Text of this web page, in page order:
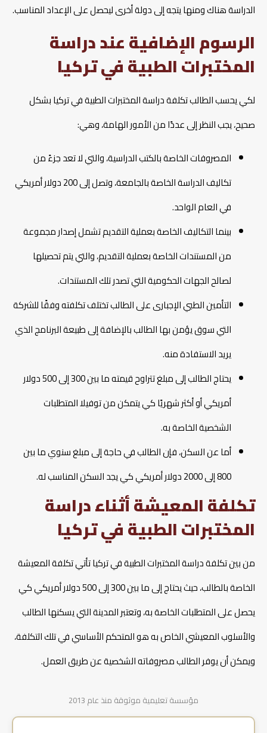
الدراسة هناك ومنها يتجه إلى دولة أخرى ليحصل على الإعداد المناسب.
الرسوم الإضافية عند دراسة
المختبرات الطبية في تركيا
لكي يحسب الطالب تكلفة دراسة المختبرات الطبية في تركيا بشكل
صحيح، يجب النظر إلى عددًا من الأمور الهامة، وهي:
المصروفات الخاصة بالكتب الدراسية، والتي لا تعد جزءً من
تكاليف الدراسة الخاصة بالجامعة، وتصل إلى 200 دولار أمريكي
في العام الواحد.
بينما التكاليف الخاصة بعملية التقديم تشمل إصدار مجموعة
من المستندات الخاصة بعملية التقديم، والتي يتم تحصيلها
لصالح الجهات الحكومية التي تصدر تلك المستندات.
التأمين الطبي الإجبارى على الطالب تختلف تكلفته وفقًا للشركة
التي سوق يؤمن بها الطالب بالإضافة إلى طبيعة البرنامج الذي
يريد الاستفادة منه.
يحتاج الطالب إلى مبلغ تتراوح قيمته ما بين 300 إلى 500 دولار
أمريكي أو أكثر شهريًا كي يتمكن من توفيلا المتطلبات
الشخصية الخاصة به.
أما عن السكن، فإن الطالب في حاجة إلى مبلغ سنوي ما بين
800 إلى 2000 دولار أمريكي كي يجد السكن المناسب له.
تكلفة المعيشة أثناء دراسة
المختبرات الطبية في تركيا
من بين تكلفة دراسة المختبرات الطبية في تركيا تأتي تكلفة المعيشة
الخاصة بالطالب، حيث يحتاج إلى ما بين 300 إلى 500 دولار أمريكي كي
يحصل على المتطلبات الخاصة به، وتعتبر المدينة التي يسكنها الطالب
والأسلوب المعيشي الخاص به هو المتحكم الأساسي في تلك التكلفة،
ويمكن أن يوفر الطالب مصروفاته الشخصية عن طريق العمل.
مؤسسة تعليمية موثوقة منذ عام 2013